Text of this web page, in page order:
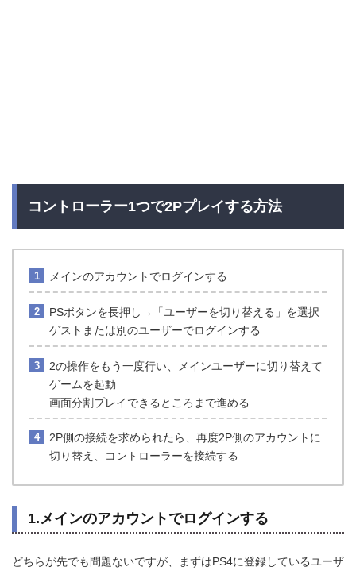
コントローラー1つで2Pプレイする方法
メインのアカウントでログインする
PSボタンを長押し→「ユーザーを切り替える」を選択
ゲストまたは別のユーザーでログインする
2の操作をもう一度行い、メインユーザーに切り替えて
ゲームを起動
画面分割プレイできるところまで進める
2P側の接続を求められたら、再度2P側のアカウントに
切り替え、コントローラーを接続する
1.メインのアカウントでログインする
どちらが先でも問題ないですが、まずはPS4に登録しているユーザ